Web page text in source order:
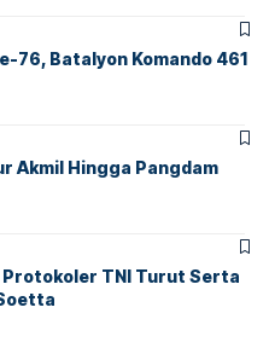
76, Batalyon Komando 461
Akmil Hingga Pangdam
TNI Turut Serta